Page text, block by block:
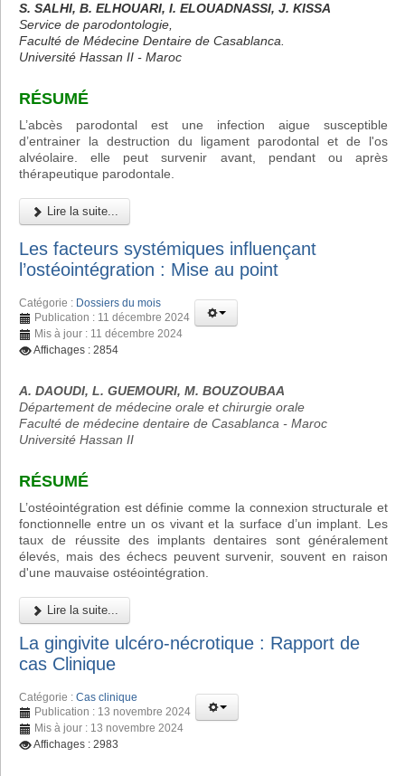
S. SALHI, B. ELHOUARI, I. ELOUADNASSI, J. KISSA
Service de parodontologie,
Faculté de Médecine Dentaire de Casablanca.
Université Hassan II - Maroc
RÉSUMÉ
L’abcès parodontal est une infection aigue susceptible
d’entrainer la destruction du ligament parodontal et de l'os
alvéolaire. elle peut survenir avant, pendant ou après
thérapeutique parodontale.
Lire la suite...
Les facteurs systémiques influençant
l’ostéointégration : Mise au point
Catégorie : Dossiers du mois
Publication : 11 décembre 2024
Mis à jour : 11 décembre 2024
Affichages : 2854
A. DAOUDI, L. GUEMOURI, M. BOUZOUBAA
Département de médecine orale et chirurgie orale
Faculté de médecine dentaire de Casablanca - Maroc
Université Hassan II
RÉSUMÉ
L’ostéointégration est définie comme la connexion structurale et
fonctionnelle entre un os vivant et la surface d’un implant. Les
taux de réussite des implants dentaires sont généralement
élevés, mais des échecs peuvent survenir, souvent en raison
d'une mauvaise ostéointégration.
Lire la suite...
La gingivite ulcéro-nécrotique : Rapport de
cas Clinique
Catégorie : Cas clinique
Publication : 13 novembre 2024
Mis à jour : 13 novembre 2024
Affichages : 2983